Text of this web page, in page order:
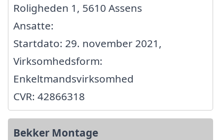
Roligheden 1, 5610 Assens
Ansatte:
Startdato: 29. november 2021,
Virksomhedsform:
Enkeltmandsvirksomhed
CVR: 42866318
Bekker Montage